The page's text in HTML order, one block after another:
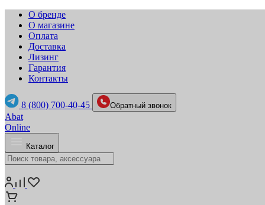
О бренде
О магазине
Оплата
Доставка
Лизинг
Гарантия
Контакты
8 (800) 700-40-45 Обратный звонок
Abat
Online
Каталог